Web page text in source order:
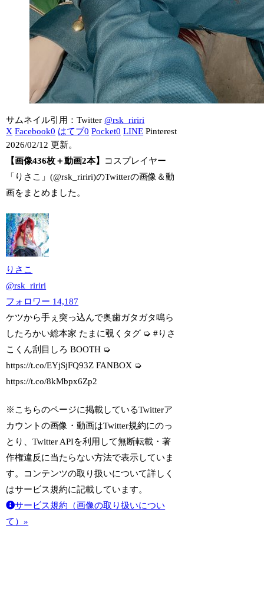
サムネイル引用：Twitter@rsk_ririri
X Facebook0 はてブ0 Pocket0 LINE Pinterest
2026/02/12 更新。
【画像436枚＋動画2本】
コスプレイヤー
「りさこ」(@rsk_ririri)のTwitterの画像＆動
画をまとめました。
りさこ
@rsk_ririri
フォロワー 14,187
ケツから手ぇ突っ込んで奥歯ガタガタ鳴ら
したろかい総本家 たまに覗くタグ ➭ #りさ
こくん刮目しろ BOOTH ➭
https://t.co/EYjSjFQ93Z FANBOX ➭
https://t.co/8kMbpx6Zp2
※こちらのページに掲載しているTwitterア
カウントの画像・動画はTwitter規約にのっ
とり、Twitter APIを利用して無断転載・著
作権違反に当たらない方法で表示していま
す。コンテンツの取り扱いについて詳しく
はサービス規約に記載しています。
サービス規約（画像の取り扱いについ
て）»